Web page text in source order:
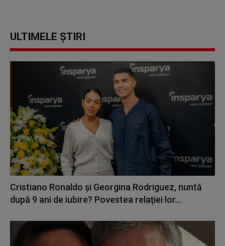
ULTIMELE ȘTIRI
Cristiano Ronaldo și Georgina Rodriguez, nuntă
după 9 ani de iubire? Povestea relației lor...